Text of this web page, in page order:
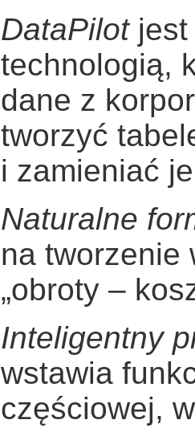
DataPilotjest
technologią,
dane z
tworzyć
i zamieniać
Naturalne
na tworzenie
„obroty –
Inteligentny
wstawia
częściowej,